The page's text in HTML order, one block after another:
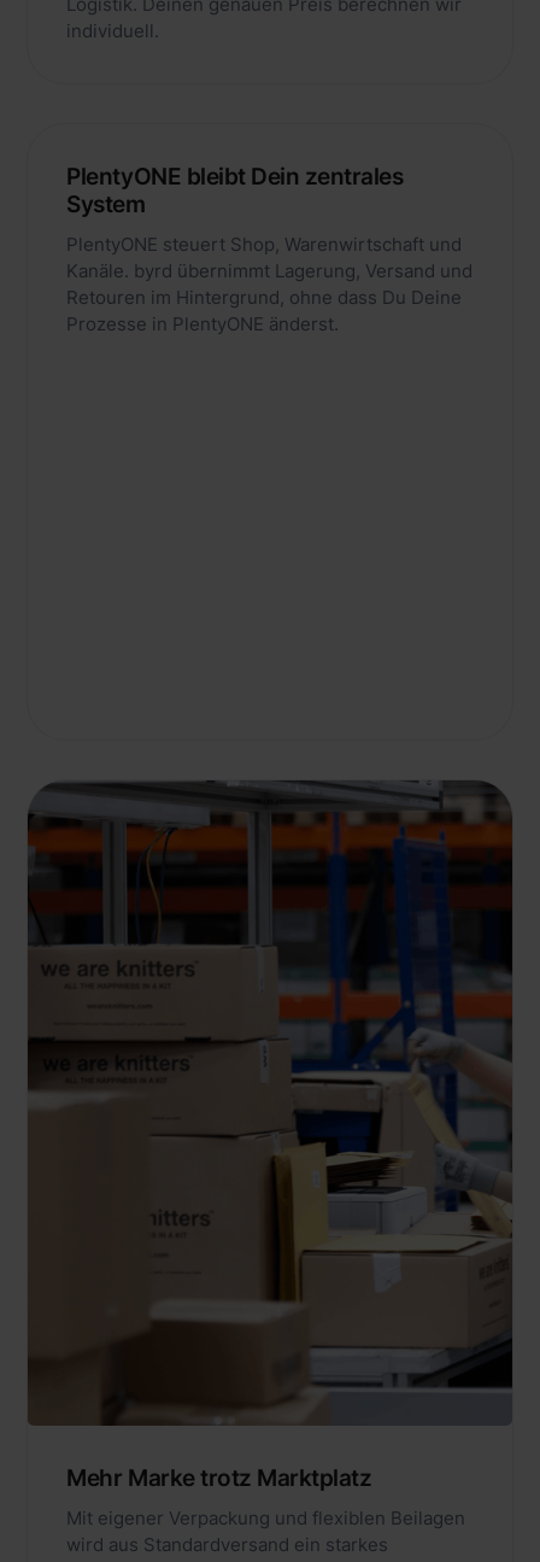
individuell.
PlentyONE bleibt Dein zentrales
System
PlentyONE steuert Shop, Warenwirtschaft und
Kanäle. byrd übernimmt Lagerung, Versand und
Retouren im Hintergrund, ohne dass Du Deine
Prozesse in PlentyONE änderst.
Mehr Marke trotz Marktplatz
Mit eigener Verpackung und flexiblen Beilagen
wird aus Standardversand ein starkes